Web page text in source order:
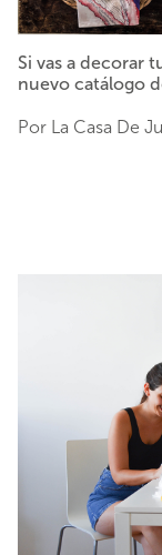
Si vas a decorar
nuevo catálogo
Por La Casa De